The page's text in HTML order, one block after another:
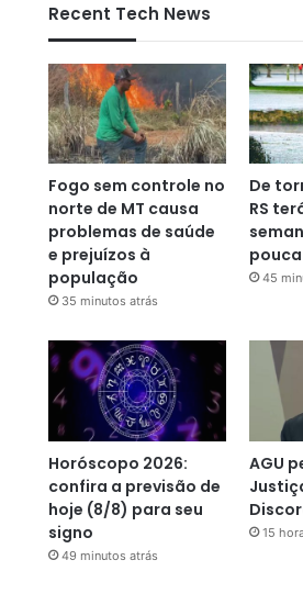
Recent Tech News
Fogo sem controle no
norte de MT causa
problemas de saúde
e prejuízos à
população
35 minutos atrás
De
RS
45
Horóscopo 2026:
confira a previsão de
hoje (8/8) para seu
signo
49 minutos atrás
AGU
15